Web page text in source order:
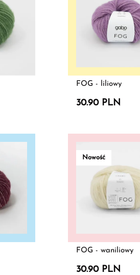
FOG - liliowy
30.90 PLN
Nowość
FOG - waniliowy
30.90 PLN